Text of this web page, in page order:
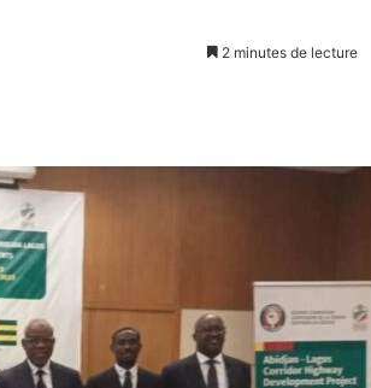
2 minutes de lecture